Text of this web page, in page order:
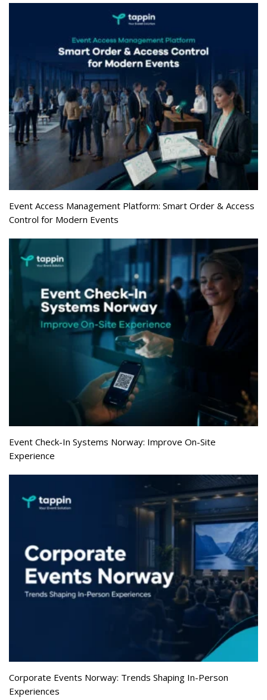
Event Access Management Platform: Smart Order & Access
Control for Modern Events
Event Check-In Systems Norway: Improve On-Site
Experience
Corporate Events Norway: Trends Shaping In-Person
Experiences